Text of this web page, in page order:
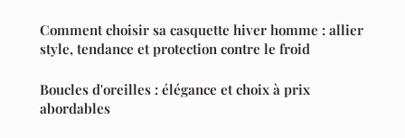
Comment choisir sa casquette hiver homme : allier
style, tendance et protection contre le froid
Boucles d'oreilles : élégance et choix à prix
abordables